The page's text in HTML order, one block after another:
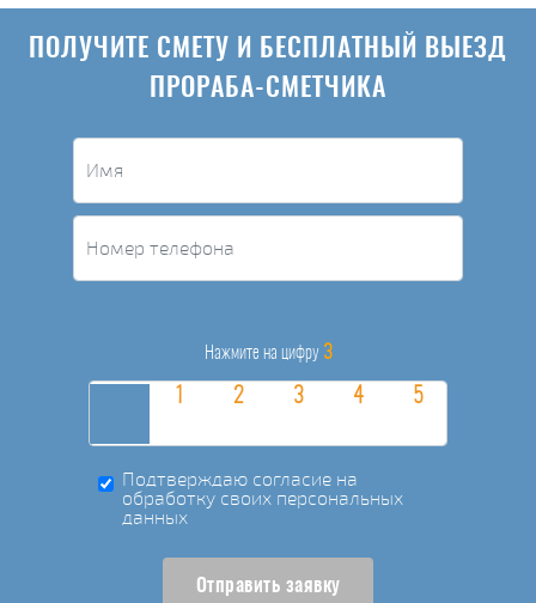
ПОЛУЧИТЕ СМЕТУ И БЕСПЛАТНЫЙ ВЫЕЗД
ПРОРАБА-СМЕТЧИКА
Нажмите на цифру 3
Подтверждаю согласие на
обработку своих персональных
данных
Отправить заявку